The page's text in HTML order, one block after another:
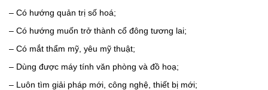
– Có hướng quản trị số hoá;
– Có hướng muốn trở thành cổ đông tương lai;
– Có mắt thẩm mỹ, yêu mỹ thuật;
– Dùng được máy tính văn phòng và đồ hoạ;
– Luôn tìm giải pháp mới, công nghệ, thiết bị mới;